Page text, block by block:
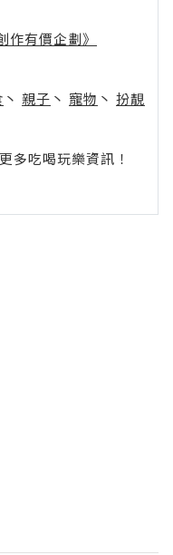
作有價企劃》
丶 親子 丶 寵物 丶 扮靚
吃喝玩樂資訊！